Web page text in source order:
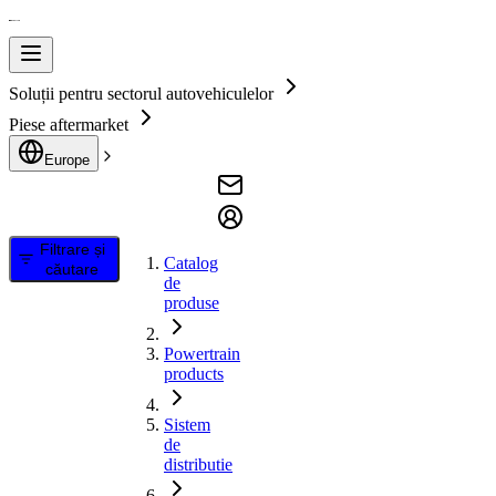
Soluții pentru sectorul autovehiculelor
Piese aftermarket
Europe
Filtrare și
căutare
Catalog
de
produse
Powertrain
products
Sistem
de
distributie